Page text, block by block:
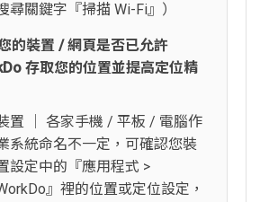
尋關鍵字『掃描 Wi-Fi』）
的裝置 / 網頁是否已允許
存取您的位置並提高定位精
置 │ 各家手機 / 平板 / 電腦作
系統命名不一定，可確認您裝
設定中的『應用程式 >
』裡的位置或定位設定，